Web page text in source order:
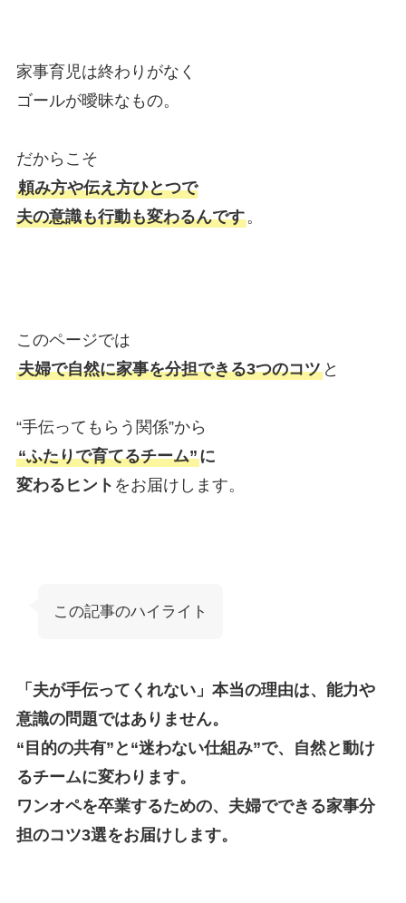
家事育児は終わりがなく
ゴールが曖昧なもの。
だからこそ
頼み方や伝え方ひとつで
夫の意識も行動も変わるんです。
このページでは
夫婦で自然に家事を分担できる3つのコツと
“手伝ってもらう関係”から
“ふたりで育てるチーム”に
変わるヒント をお届けします。
この記事のハイライト
「夫が手伝ってくれない」本当の理由は、能力や
意識の問題ではありません。
“目的の共有”と“迷わない仕組み”で、自然と動け
るチームに変わります。
ワンオペを卒業するための、夫婦でできる家事分
担のコツ3選をお届けします。